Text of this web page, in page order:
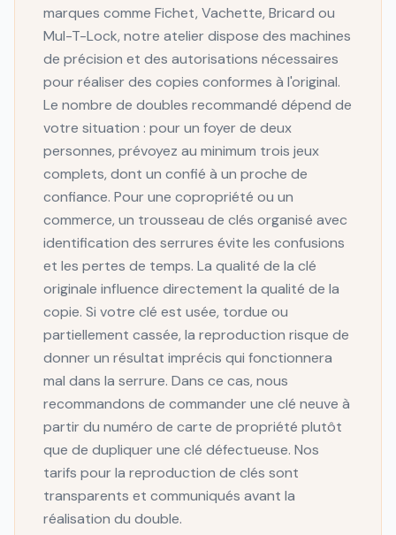
marques comme Fichet, Vachette, Bricard ou
Mul-T-Lock, notre atelier dispose des machines
de précision et des autorisations nécessaires
pour réaliser des copies conformes à l'original.
Le nombre de doubles recommandé dépend de
votre situation : pour un foyer de deux
personnes, prévoyez au minimum trois jeux
complets, dont un confié à un proche de
confiance. Pour une copropriété ou un
commerce, un trousseau de clés organisé avec
identification des serrures évite les confusions
et les pertes de temps. La qualité de la clé
originale influence directement la qualité de la
copie. Si votre clé est usée, tordue ou
partiellement cassée, la reproduction risque de
donner un résultat imprécis qui fonctionnera
mal dans la serrure. Dans ce cas, nous
recommandons de commander une clé neuve à
partir du numéro de carte de propriété plutôt
que de dupliquer une clé défectueuse. Nos
tarifs pour la reproduction de clés sont
transparents et communiqués avant la
réalisation du double.